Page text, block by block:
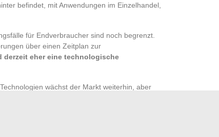
befindet, mit Anwendungen im Einzelhandel,
für Endverbraucher sind noch begrenzt.
über einen Zeitplan zur
derzeit eher eine technologische
wächst der Markt weiterhin, aber